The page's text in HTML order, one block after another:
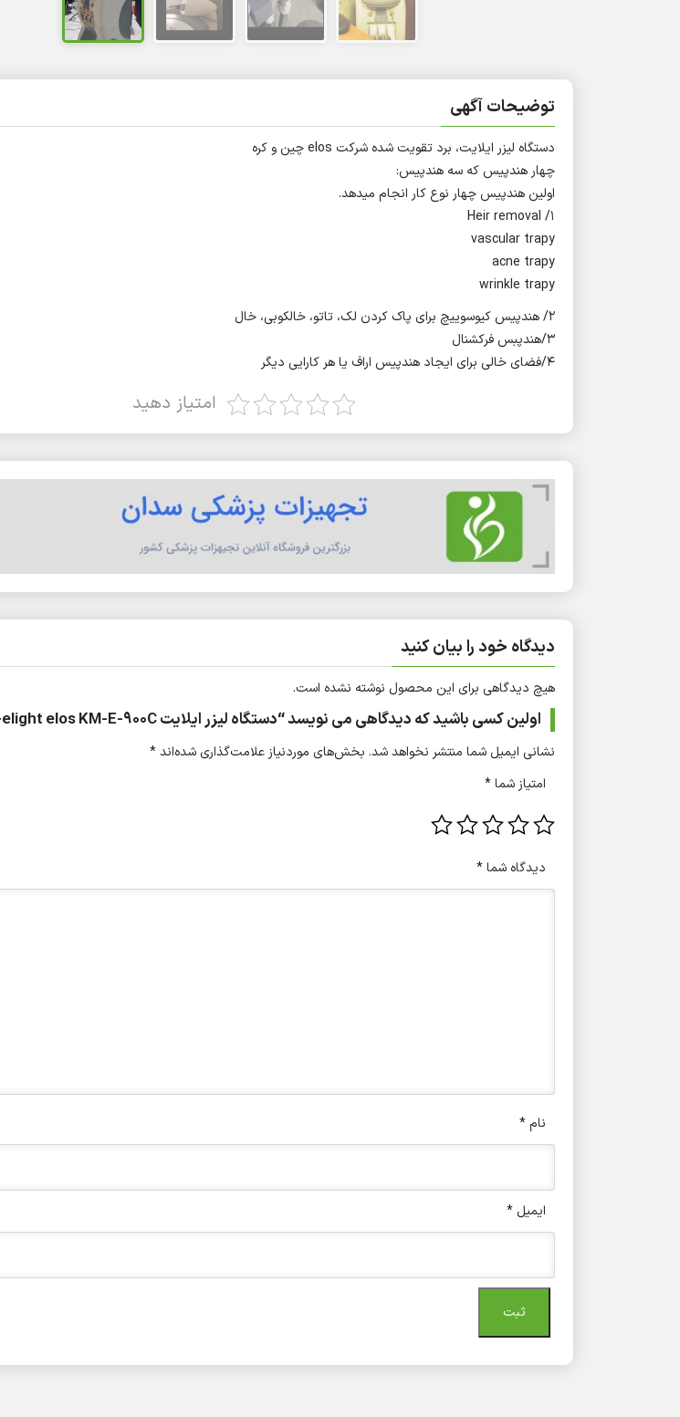
توضیحات آگهی
دستگاه لیزر ایلایت، برد تقویت شده شرکت elos چین و کره
چهار هندپیس که سه هندپیس:
اولین هندپیس چهار نوع کار انجام میدهد.
1/ Heir removal
vascular trapy
acne trapy
wrinkle trapy
2/ هندپیس کیوسوییچ برای پاک کردن لک، تاتو، خالکوبی، خال
3/هندپبس فرکشنال
4/فضای خالی برای ایجاد هندپیس اراف یا هر کارایی دیگر
امتیاز دهید
دیدگاه خود را بیان کنید
هیچ دیدگاهی برای این محصول نوشته نشده است.
اولین کسی باشید که دیدگاهی می نویسد “دستگاه لیزر ایلایت elight elos KM-E-900C+”
نشانی ایمیل شما منتشر نخواهد شد. بخش‌های موردنیاز علامت‌گذاری شده‌اند*
امتیاز شما*
دیدگاه شما*
نام*
ایمیل *